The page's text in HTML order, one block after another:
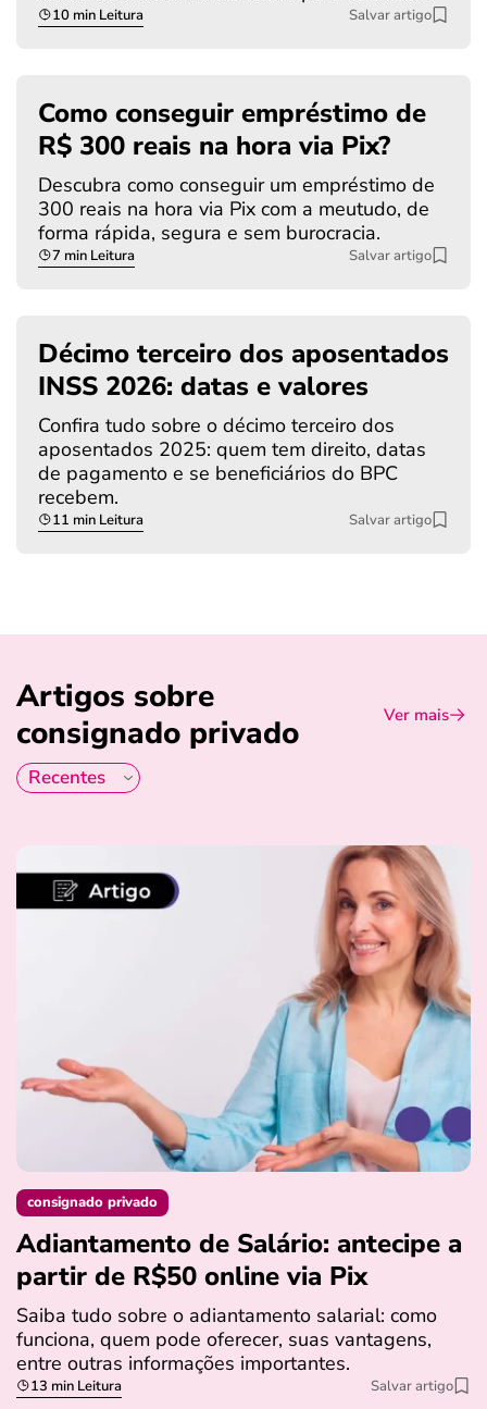
10 min Leitura Salvar artigo
Como conseguir empréstimo de
R$ 300 reais na hora via Pix?
Descubra como conseguir um empréstimo de
300 reais na hora via Pix com a meutudo, de
forma rápida, segura e sem burocracia.
7 min Leitura Salvar artigo
Décimo terceiro dos aposentados
INSS 2026: datas e valores
Confira tudo sobre o décimo terceiro dos
aposentados 2025: quem tem direito, datas
de pagamento e se beneficiários do BPC
recebem.
11 min Leitura Salvar artigo
Artigos sobre
consignado privado
Ver mais
consignado privado
Adiantamento de Salário: antecipe a
partir de R$50 online via Pix
Saiba tudo sobre o adiantamento salarial: como
funciona, quem pode oferecer, suas vantagens,
entre outras informações importantes.
13 min Leitura Salvar artigo